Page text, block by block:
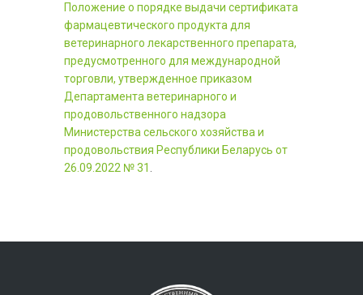
Положение о порядке выдачи сертификата
фармацевтического продукта для
ветеринарного лекарственного препарата,
предусмотренного для международной
торговли, утвержденное приказом
Департамента ветеринарного и
продовольственного надзора
Министерства сельского хозяйства и
продовольствия Республики Беларусь от
26.09.2022 № 31